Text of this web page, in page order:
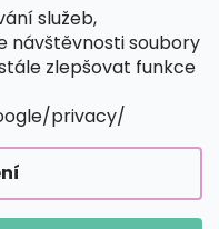
služeb,
návštěvnosti soubory
zlepšovat funkce
privacy/